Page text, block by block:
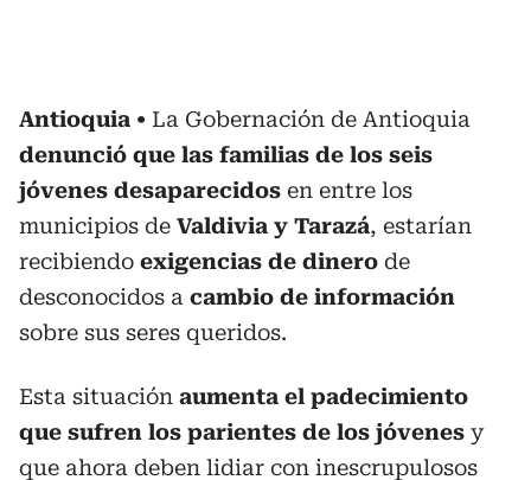
Antioquia
La Gobernación de Antioquia
denunció que las familias de los seis
jóvenes desaparecidos en entre los
municipios de Valdivia y Tarazá, estarían
recibiendo exigencias de dinero de
desconocidos a cambio de información
sobre sus seres queridos.
Esta situación aumenta el padecimiento
que sufren los parientes de los jóvenes y
que ahora deben lidiar con inescrupulosos